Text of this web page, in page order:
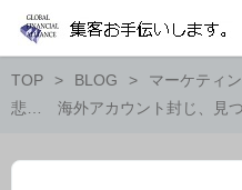
TOP BLOG マーケティ
悲… 海外アカウント封じ、見